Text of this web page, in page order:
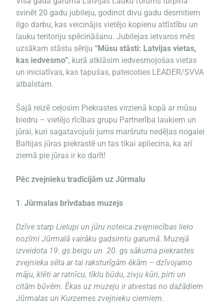
svinēt 20 gadu jubileju, godinot divu gadu desmitiem
ilgo darbu, kas veicinājis vietējo kopienu attīstību un
lauku teritoriju spēcināšanu. Jubilejas ietvaros mēs
uzsākam stāstu sēriju “Mūsu stāsti: Latvijas vietas,
kas iedvesmo”, kurā atklāsim iedvesmojošas vietas
un iniciatīvas, kas tapušas, pateicoties LEADER/SVVA
atbalstam.
Šajā reizē ceļosim Piekrastes virzienā kopā ar mūsu
biedru – vietējo rīcības grupu Partnerība laukiem un
jūrai, kuri sagatavojuši jums maršrutu nedēļas nogalei
Baltijas jūras piekrastē un tas tikai apliecina, ka arī
ziemā pie jūras ir ko darīt!
Pēc zvejnieku tradīcijām uz Jūrmalu
1.Jūrmalas brīvdabas muzejs
Dzīve starp Lielupi un jūru noteica zvejniecības lielo
nozīmi Jūrmalā vairāku gadsimtu garumā. Muzejā
izveidota 19. gs.beigu un 20. gs sākuma piekrastes
zvejnieka sēta ar tai raksturīgām ēkām – dzīvojamo
māju, klēti ar ratnīcu, tīklu būdu, zivju kūri, pirti un
citām būvēm. Ēkas uz muzeju ir atvestas no dažādiem
Jūrmalas un Kurzemes zvejnieku ciemiem.